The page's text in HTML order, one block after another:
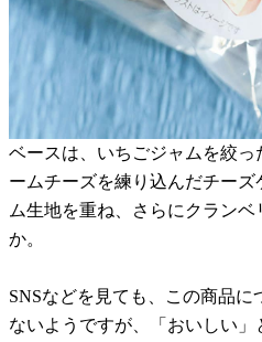
ベースは、いちごジャムを絞っ
ームチーズを練り込んだチー
ム生地を重ね、さらにクラン
か。
SNSなどを見ても、この商品に
ないようですが、「おいしい」